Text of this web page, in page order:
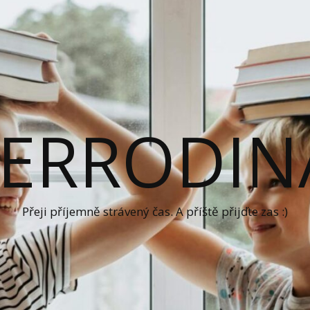
Přeji příjemně strávený čas. A příště přijďte zas :)